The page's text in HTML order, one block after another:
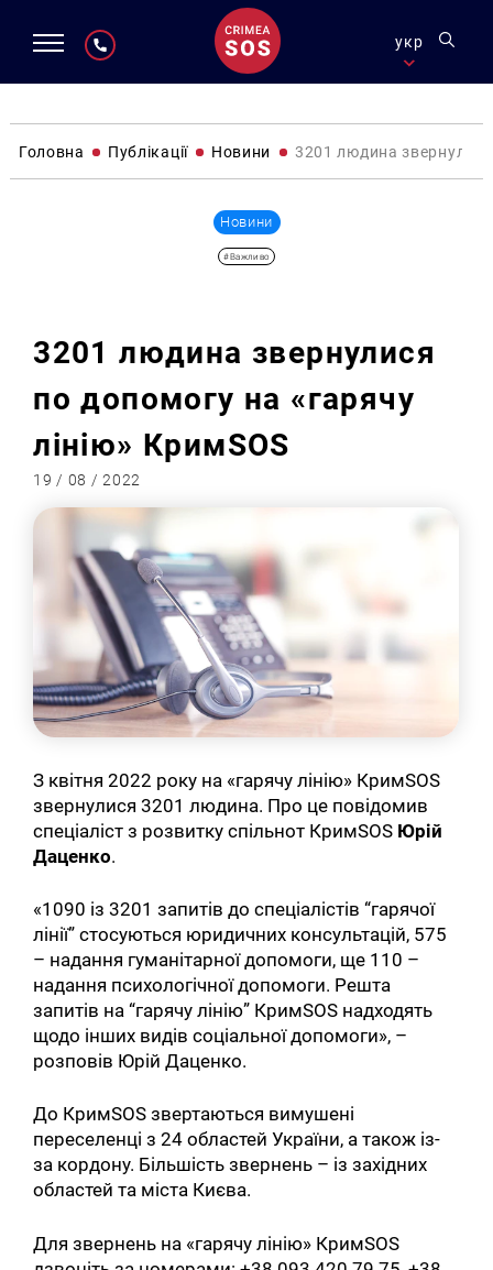
укр
Головна Публікації Новини 3201 людина
Новини
#Важливо
3201 людина звернулися
по допомогу на «гарячу
лінію» КримSOS
19 / 08 / 2022
З квітня 2022 року на «гарячу лінію» КримSOS
звернулися 3201 людина. Про це повідомив
спеціаліст з розвитку спільнот КримSOS Юрій
Даценко.
«1090 із 3201 запитів до спеціалістів “гарячої
лінії” стосуються юридичних консультацій, 575
– надання гуманітарної допомоги, ще 110 –
надання психологічної допомоги. Решта
запитів на “гарячу лінію” КримSOS надходять
щодо інших видів соціальної допомоги», –
розповів Юрій Даценко.
До КримSOS звертаються вимушені
переселенці з 24 областей України, а також із-
за кордону. Більшість звернень – із західних
областей та міста Києва.
Для звернень на «гарячу лінію» КримSOS